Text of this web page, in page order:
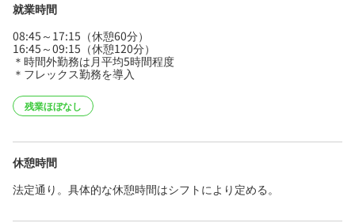
就業時間
08:45～17:15（休憩60分）
16:45～09:15（休憩120分）
＊時間外勤務は月平均5時間程度
＊フレックス勤務を導入
残業ほぼなし
休憩時間
法定通り。具体的な休憩時間はシフトにより定める。